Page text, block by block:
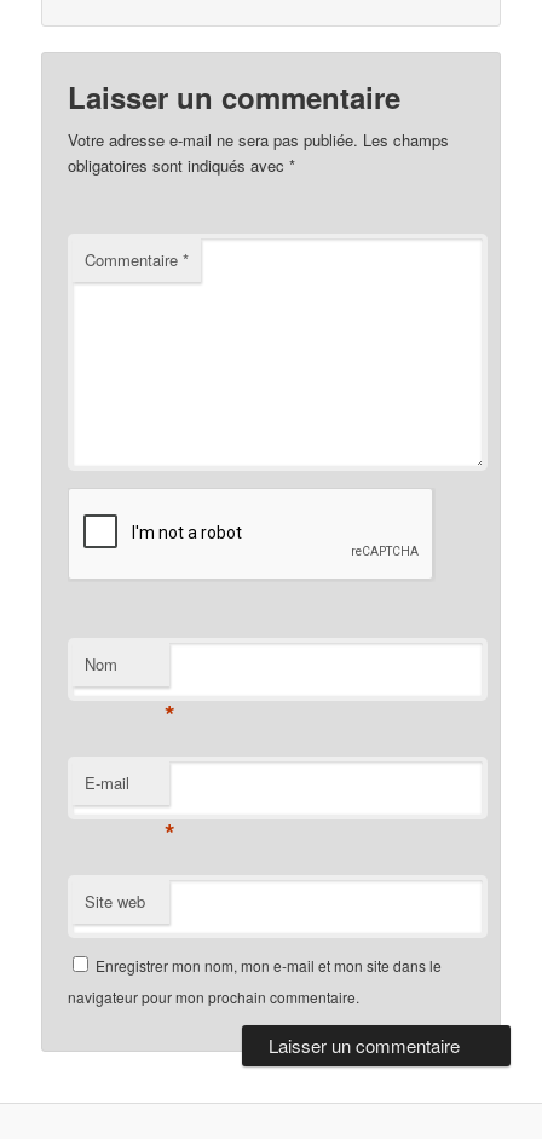
Laisser un commentaire
Votre adresse e-mail ne sera pas publiée. Les champs
obligatoires sont indiqués avec*
Commentaire*
Nom
*
E-mail
*
Site web
Enregistrer mon nom, mon e-mail et mon site dans le
navigateur pour mon prochain commentaire.